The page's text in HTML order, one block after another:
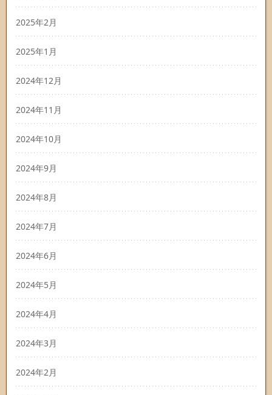
2025年2月
2025年1月
2024年12月
2024年11月
2024年10月
2024年9月
2024年8月
2024年7月
2024年6月
2024年5月
2024年4月
2024年3月
2024年2月